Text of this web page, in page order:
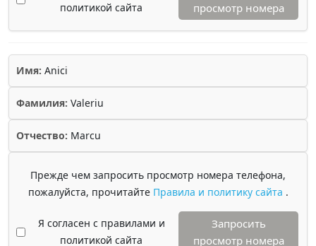
политикой сайта
просмотр номера
Имя: Anici
Фамилия: Valeriu
Отчество: Marcu
Прежде чем запросить просмотр номера телефона,
пожалуйста, прочитайте Правила и политику сайта .
Я согласен с правилами и
политикой сайта
Запросить
просмотр номера